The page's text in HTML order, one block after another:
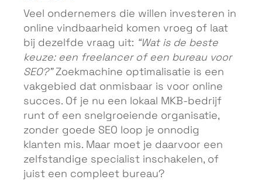
Veel ondernemers die willen investeren in
online vindbaarheid komen vroeg of laat
bij dezelfde vraag uit: “Wat is de beste
keuze: een freelancer of een bureau voor
SEO?”Zoekmachine optimalisatie is een
vakgebied dat onmisbaar is voor online
succes. Of je nu een lokaal MKB-bedrijf
runt of een snelgroeiende organisatie,
zonder goede SEO loop je onnodig
klanten mis. Maar moet je daarvoor een
zelfstandige specialist inschakelen, of
juist een compleet bureau?